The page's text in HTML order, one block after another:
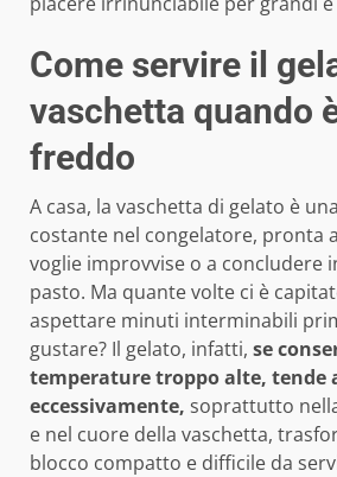
Come servire il
vaschetta quando
freddo
A casa, la vaschetta di gelato è
costante nel congelatore, pronta
voglie improvvise o a concludere
pasto. Ma quante volte ci è
aspettare minuti interminabili
gustare? Il gelato, infatti, se
temperature troppo alte, tende
eccessivamente, soprattutto
e nel cuore della vaschetta,
blocco compatto e difficile da